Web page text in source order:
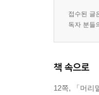
접수된 글
독자 분들
책 속으로
12쪽, 「머리